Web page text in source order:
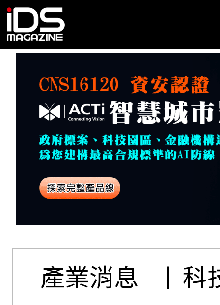
產業消息 | 科